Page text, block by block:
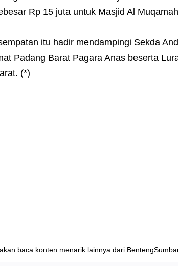
Rp 15 juta untuk Masjid Al
itu hadir mendampingi Sekda
Padang Barat Pagara Anas beserta
(*)
baca konten menarik lainnya dari